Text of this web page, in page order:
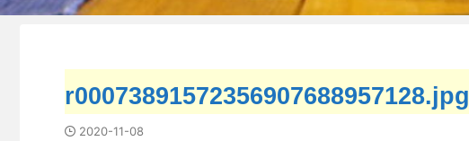
r00073891572356907688957128.jpg
2020-11-08